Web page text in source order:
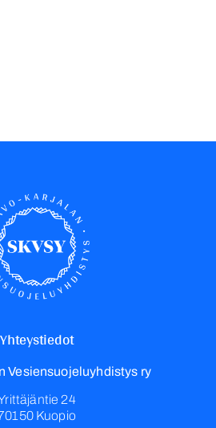
Yhteystiedot
Vesiensuojeluyhdistys ry
24
Kuopio